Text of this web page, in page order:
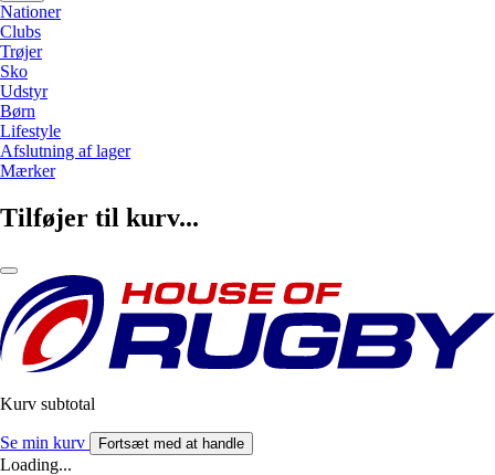
Nationer
Clubs
Trøjer
Sko
Udstyr
Børn
Lifestyle
Afslutning af lager
Mærker
Tilføjer til kurv...
Kurv subtotal
Se min kurv Fortsæt med at handle
Loading...